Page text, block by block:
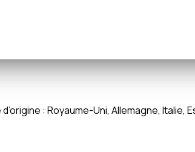
: Royaume-Uni, Allemagne,